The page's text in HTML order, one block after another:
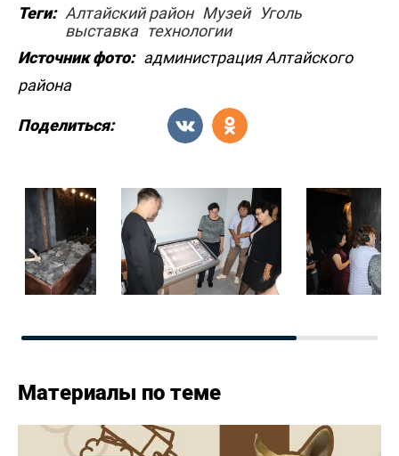
Теги: Алтайский район Музей
Уголь
выставка технологии
Источник фото: администрация Алтайского
района
Поделиться:
Материалы по теме